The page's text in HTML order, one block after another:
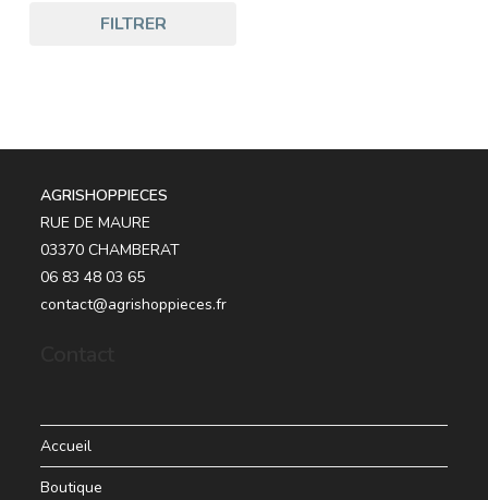
FILTRER
AGRISHOPPIECES
RUE DE MAURE
03370 CHAMBERAT
06 83 48 03 65
contact@agrishoppieces.fr
Accueil
Boutique